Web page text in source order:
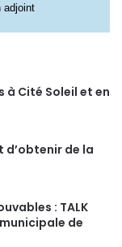
adjoint
à Cité Soleil et en
d’obtenir de la
: TALK
de